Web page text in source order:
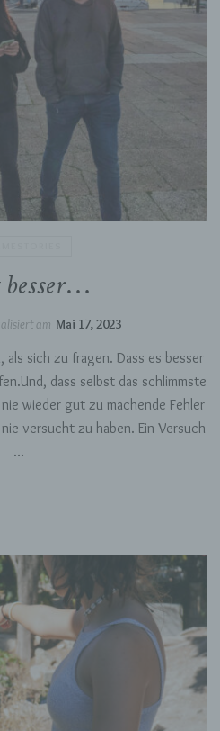
am Mai 17, 2023
als sich zu fragen. Dass es besser
dass selbst das schlimmste
wieder gut zu machende Fehler
versucht zu haben. Ein Versuch
…